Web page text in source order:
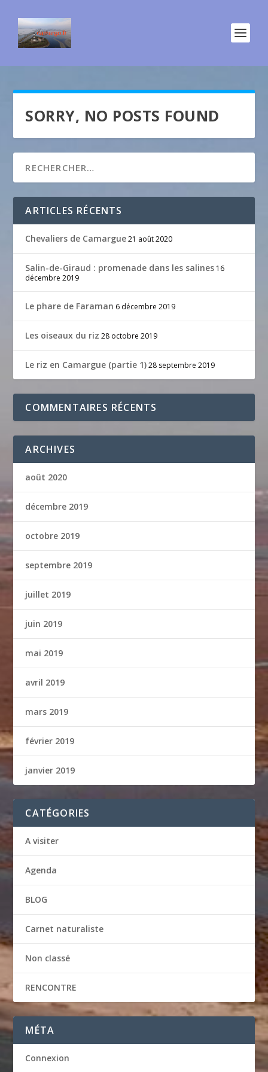
SORRY, NO POSTS FOUND
ARTICLES RÉCENTS
Chevaliers de Camargue 21 août 2020
Salin-de-Giraud : promenade dans les salines 16
décembre 2019
Le phare de Faraman 6 décembre 2019
Les oiseaux du riz 28 octobre 2019
Le riz en Camargue (partie 1) 28 septembre 2019
COMMENTAIRES RÉCENTS
ARCHIVES
août 2020
décembre 2019
octobre 2019
septembre 2019
juillet 2019
juin 2019
mai 2019
avril 2019
mars 2019
février 2019
janvier 2019
CATÉGORIES
A visiter
Agenda
BLOG
Carnet naturaliste
Non classé
RENCONTRE
MÉTA
Connexion